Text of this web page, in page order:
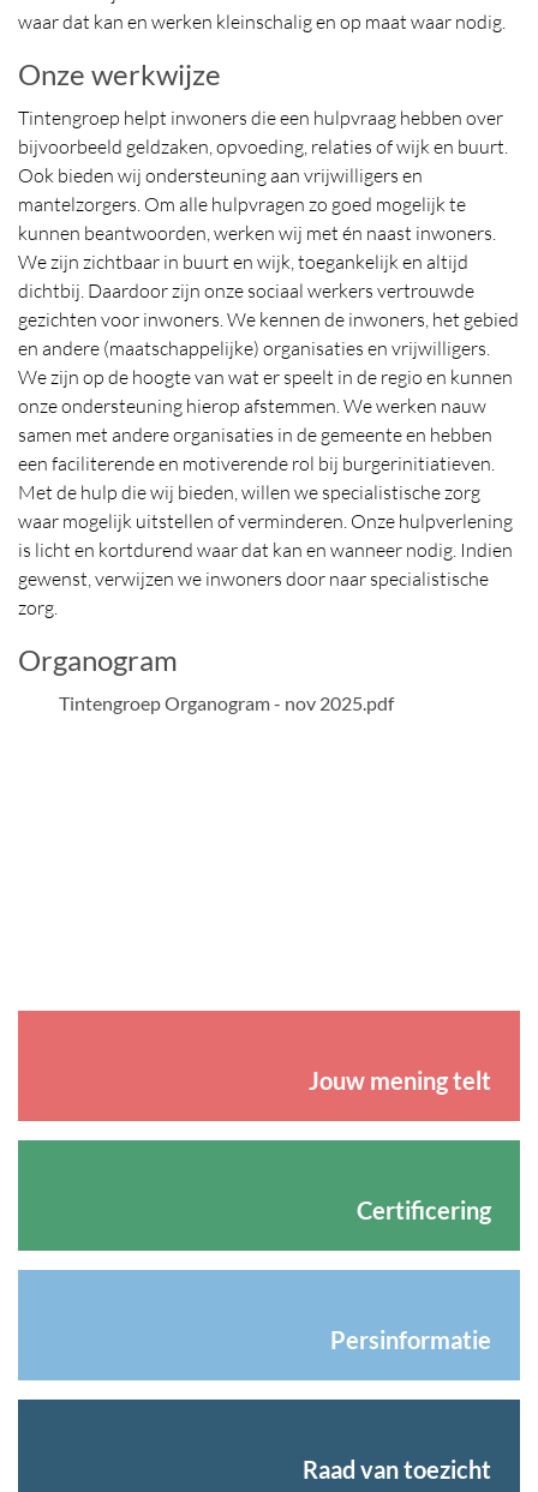
waar dat kan en werken kleinschalig en op maat waar nodig.
Onze werkwijze
Tintengroep helpt inwoners die een hulpvraag hebben over
bijvoorbeeld geldzaken, opvoeding, relaties of wijk en buurt.
Ook bieden wij ondersteuning aan vrijwilligers en
mantelzorgers. Om alle hulpvragen zo goed mogelijk te
kunnen beantwoorden, werken wij met én naast inwoners.
We zijn zichtbaar in buurt en wijk, toegankelijk en altijd
dichtbij. Daardoor zijn onze sociaal werkers vertrouwde
gezichten voor inwoners. We kennen de inwoners, het gebied
en andere (maatschappelijke) organisaties en vrijwilligers.
We zijn op de hoogte van wat er speelt in de regio en kunnen
onze ondersteuning hierop afstemmen. We werken nauw
samen met andere organisaties in de gemeente en hebben
een faciliterende en motiverende rol bij burgerinitiatieven.
Met de hulp die wij bieden, willen we specialistische zorg
waar mogelijk uitstellen of verminderen. Onze hulpverlening
is licht en kortdurend waar dat kan en wanneer nodig. Indien
gewenst, verwijzen we inwoners door naar specialistische
zorg.
Organogram
PDF Bestand
Tintengroep Organogram - nov 2025.pdf
Jouw mening telt
Certificering
Persinformatie
Raad van toezicht